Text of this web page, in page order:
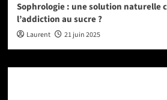
Sophrologie : une solution naturelle
l’addiction au sucre ?
Laurent 21 juin 2025